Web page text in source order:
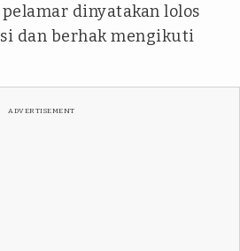
pelamar dinyatakan lolos
dan berhak mengikuti
ADVERTISEMENT